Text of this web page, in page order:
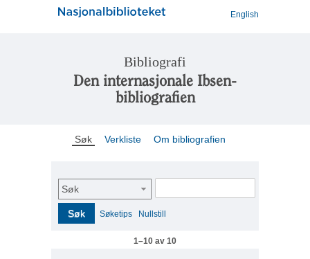
English
Bibliografi
Den internasjonale Ibsen-
bibliografien
Søk Verkliste Om bibliografien
Søk
Søk Søketips Nullstill
1–10 av 10